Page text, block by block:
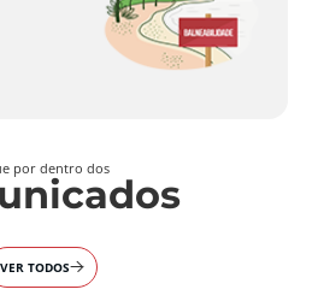
por dentro dos
VER TODOS